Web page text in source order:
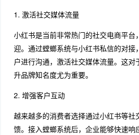
1. 激活社交媒体流量
小红书是当前非常热门的社交电商平台
迎。通过螳螂系统与小红书私信的对接
户进行沟通，激活社交媒体流量。这对
升品牌知名度尤为重要。
2. 增强客户互动
越来越多的消费者选择通过小红书等社
馈。接入螳螂系统后，企业能够快速响